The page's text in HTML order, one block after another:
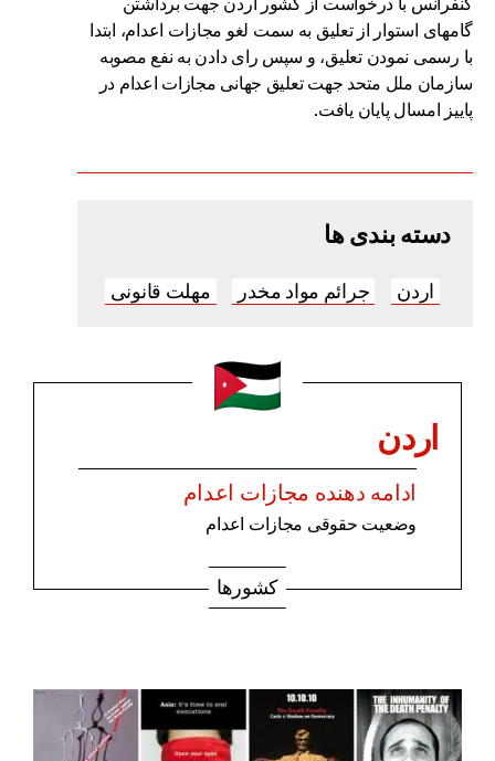
گامهای استوار از تعلیق به سمت لغو مجازات اعدام، ابتدا
با رسمی نمودن تعلیق، و سپس رای دادن به نفع مصوبه
سازمان ملل متحد جهت تعلیق جهانی مجازات اعدام در
پاییز امسال پایان یافت.
دسته بندی ها
اردن جرائم مواد مخدر مهلت قانونی
اردن
ادامه دهنده مجازات اعدام
وضعیت حقوقی مجازات اعدام
کشورها